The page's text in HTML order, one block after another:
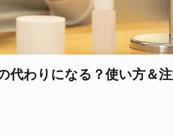
代わりになる？使い方＆